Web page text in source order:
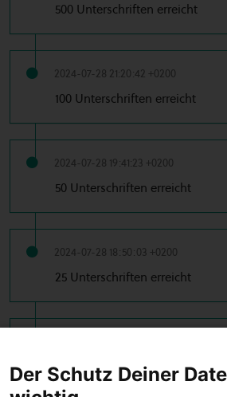
500 Unterschriften erreicht
2024-07-28 21:20:42 +0200
100 Unterschriften erreicht
2024-07-28 19:41:23 +0200
50 Unterschriften erreicht
2024-07-28 18:50:03 +0200
25 Unterschriften erreicht
10 Unterschriften erreicht
Der Schutz Deiner